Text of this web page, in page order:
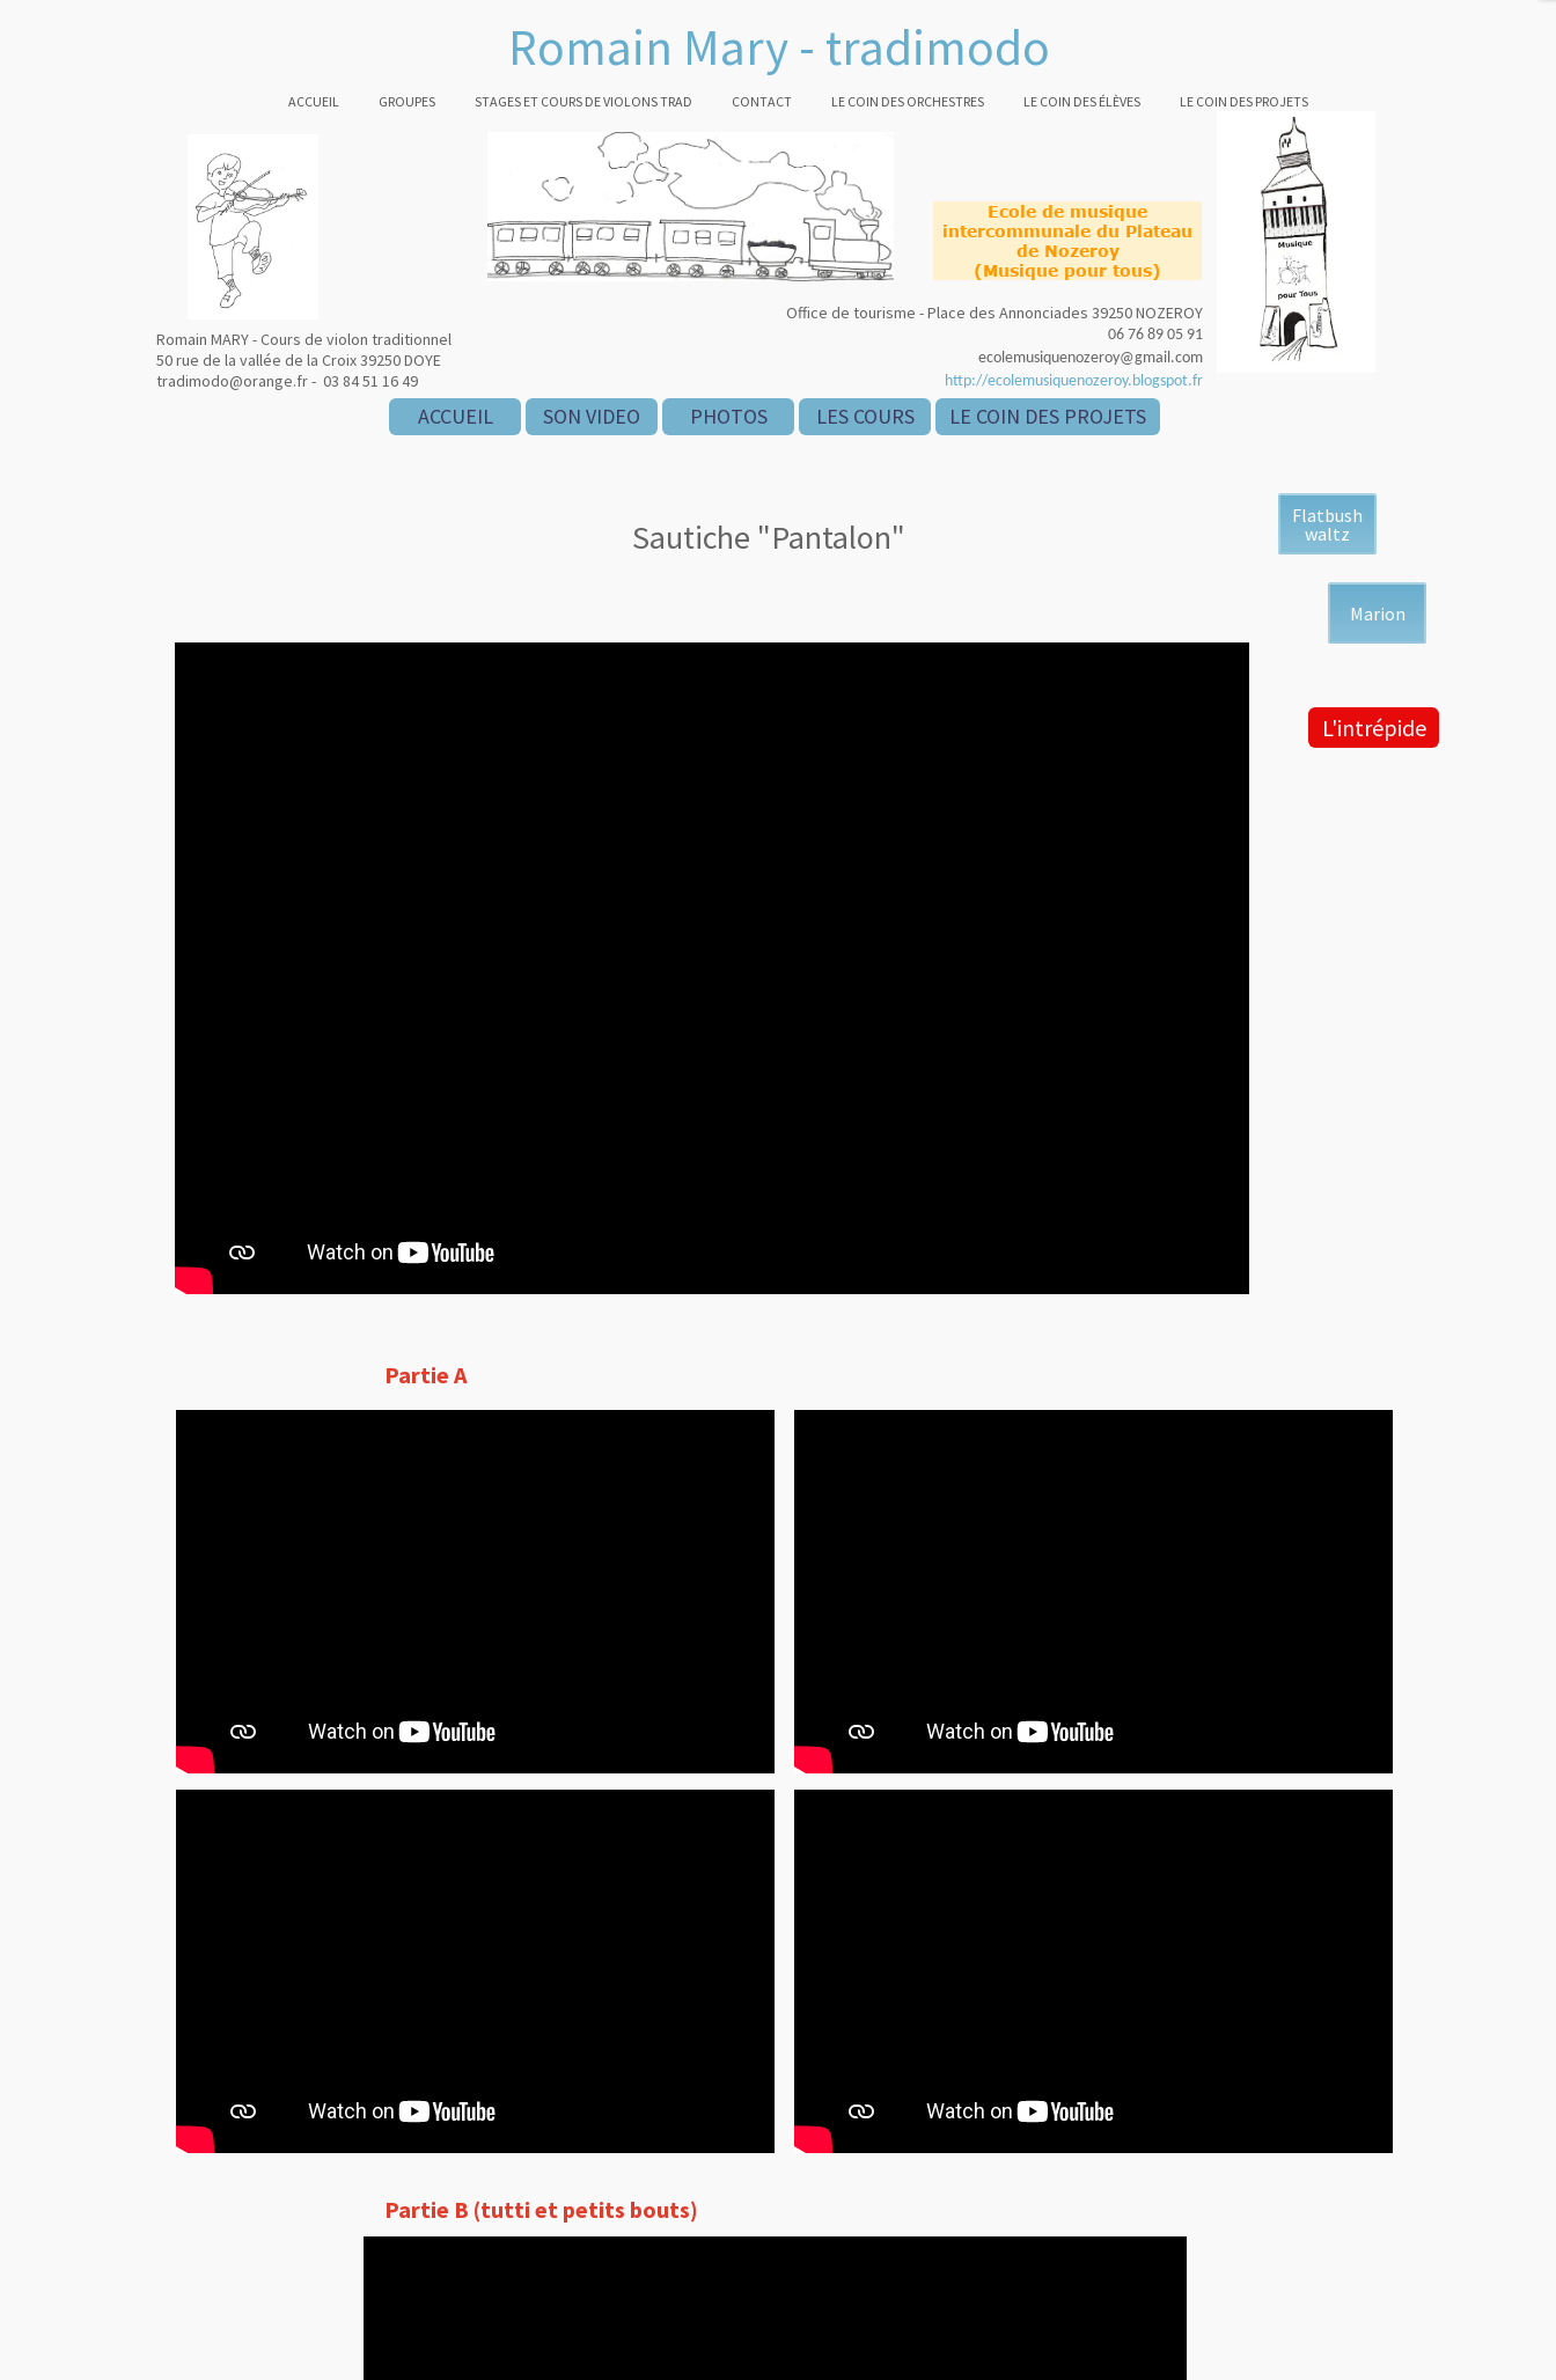
Romain Mary - tradimodo
ACCUEIL GROUPES STAGES ET COURS DE VIOLONS TRAD CONTACT LE COIN DES ORCHESTRES LE COIN DES ÉLÈVES LE COIN DES PROJETS
Ecole de musique
intercommunale du Plateau
de Nozeroy
(Musique pour tous)
Office de tourisme - Place des Annonciades 39250 NOZEROY
06 76 89 05 91
ecolemusiquenozeroy@gmail.com
http://ecolemusiquenozeroy.blogspot.fr
Romain MARY - Cours de violon traditionnel
50 rue de la vallée de la Croix 39250 DOYE
tradimodo@orange.fr - 03 84 51 16 49
ACCUEIL PHOTOS LES COURS
SON VIDEO LE COIN DES PROJETS
Flatbush
waltz
Sautiche "Pantalon"
Marion
L'intrépide
Partie A
Partie B (tutti et petits bouts)